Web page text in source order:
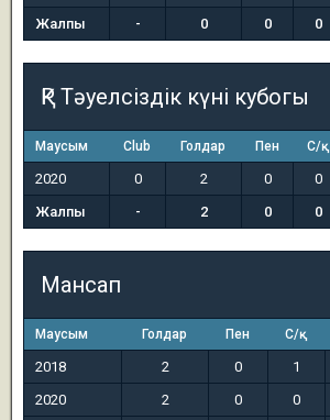
Жалпы
- 0 0 0
ҚР Тәуелсіздік күні кубогы
Маусым Club Голдар Пен С/қ
2020 0 2 0 0
Жалпы
- 2 0 0
Мансап
Маусым Голдар Пен С/қ
2018 2 0 1
2020
2 0 0